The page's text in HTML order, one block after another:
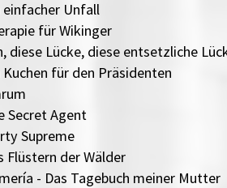
einfacher Unfall
für Wikinger
diese Lücke, diese entsetzliche
Kuchen für den Präsidenten
Secret Agent
Supreme
Flüstern der Wälder
- Das Tagebuch meiner Mutter